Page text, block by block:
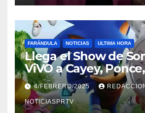
FARÁNDULA NOTICIAS ULTIMA HORA
Llega el Show de
ViVO a Cayey, Ponce,
Barceloneta y
Relojes gratis para
compre ahora….
4/FEBRERO/2025
NOTICIASPRTV